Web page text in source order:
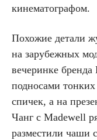
кинематографом.
Похожие детали
на зарубежных
вечеринке бренда
подносами
спичек, а на
Чанг с Madewell
разместили чаши